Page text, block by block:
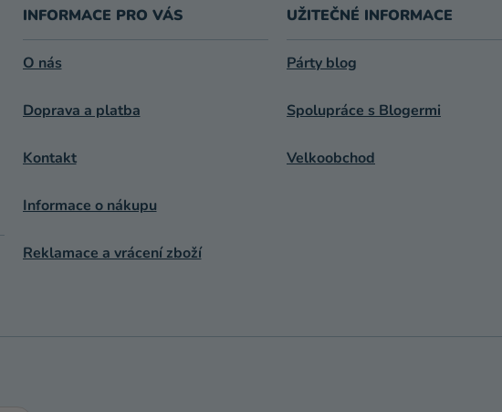
INFORMACE PRO VÁS
O nás
Doprava a platba
Kontakt
Informace o nákupu
Reklamace a vrácení zboží
UŽITEČNÉ INFORMACE
Párty blog
Spolupráce s Blogermi
Velkoobchod